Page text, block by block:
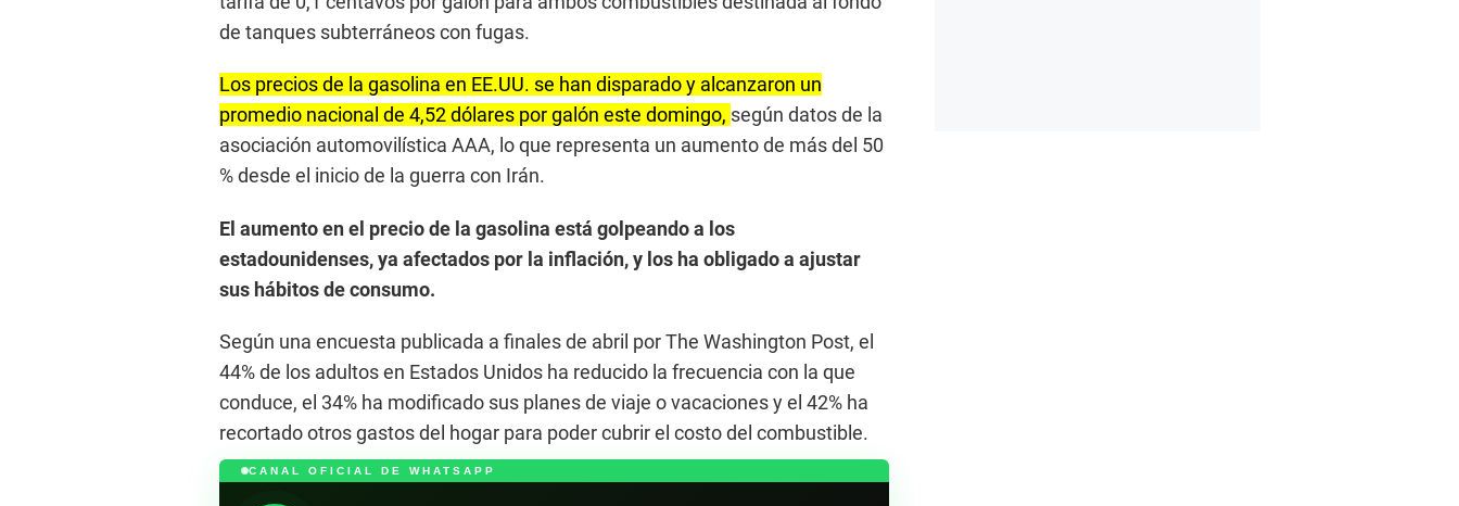
de tanques subterráneos con fugas.
Los precios de la gasolina en EE.UU. se han disparado y alcanzaron un
promedio nacional de 4,52 dólares por galón este domingo, según datos de la
asociación automovilística AAA, lo que representa un aumento de más del 50
% desde el inicio de la guerra con Irán.
El aumento en el precio de la gasolina está golpeando a los
estadounidenses, ya afectados por la inflación, y los ha obligado a ajustar
sus hábitos de consumo.
Según una encuesta publicada a finales de abril por The Washington Post, el
44% de los adultos en Estados Unidos ha reducido la frecuencia con la que
conduce, el 34% ha modificado sus planes de viaje o vacaciones y el 42% ha
recortado otros gastos del hogar para poder cubrir el costo del combustible.
CANAL OFICIAL DE WHATSAPP